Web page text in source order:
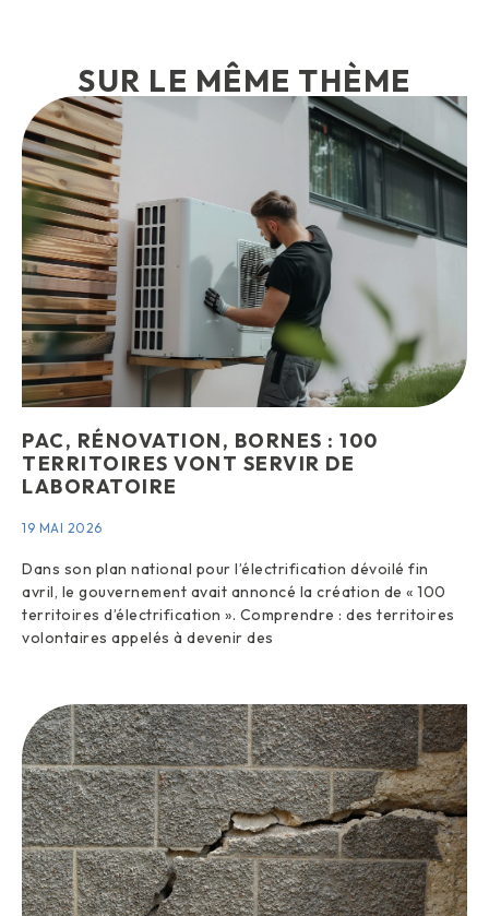
SUR LE MÊME THÈME
PAC, RÉNOVATION, BORNES : 100
TERRITOIRES VONT SERVIR DE
LABORATOIRE
19 MAI 2026
Dans son plan national pour l’électrification dévoilé fin
avril, le gouvernement avait annoncé la création de « 100
territoires d’électrification ». Comprendre : des territoires
volontaires appelés à devenir des